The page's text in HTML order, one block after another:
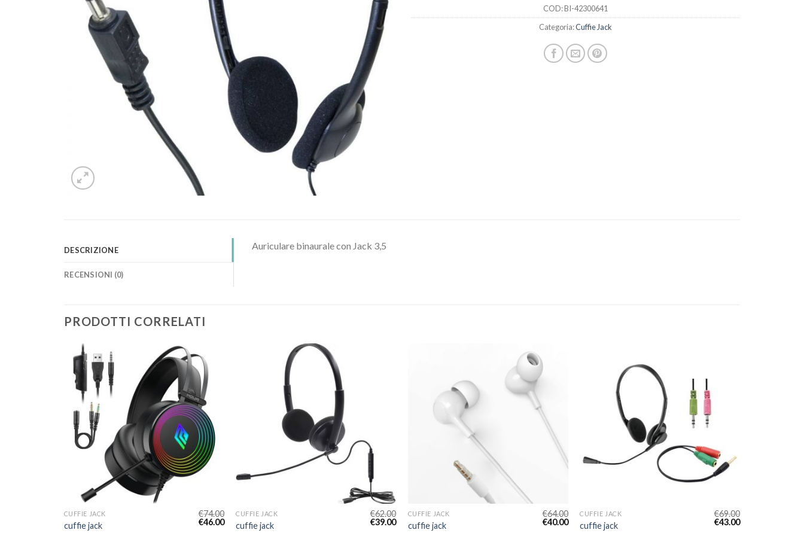
COD:BI-42300641
Categoria:Cuffie Jack
DESCRIZIONE
RECENSIONI (0)
Auriculare binaurale con Jack 3,5
PRODOTTI CORRELATI
CUFFIE JACK
cuffie jack
€74.00
€46.00
CUFFIE JACK
cuffie jack
€62.00
€39.00
CUFFIE JACK
cuffie jack
€64.00
€40.00
CUFFIE JACK
cuffie jack
€69.00
€43.00